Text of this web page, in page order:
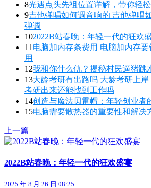
8光遇点头先祖位置详解，带你轻松
9吉他弹唱如何调音响的 吉他弹唱
弹调
102022B站春晚：年轻一代的狂欢
11 电脑加内存条费用 电脑加内存
用
12我和你什么仇？揭秘村民逼猪跳
13大龄考研有出路吗 大龄考研上
考研出来还能找到工作吗
14创造与魔法贝雷帽：年轻创业者
15电脑需要散热器的重要性和解决
上一篇
2022B站春晚：年轻一代的狂欢盛宴
2025 年 8 月 26 日 08:25